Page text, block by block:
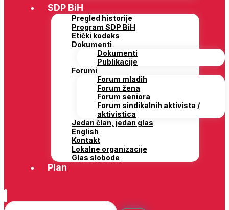
SDP BiH
Pregled historije
Program SDP BiH
Etički kodeks
Dokumenti
Dokumenti
Publikacije
Forumi
Forum mladih
Forum žena
Forum seniora
Forum sindikalnih aktivista /
aktivistica
Jedan član, jedan glas
English
Kontakt
Lokalne organizacije
Glas slobode
Plan